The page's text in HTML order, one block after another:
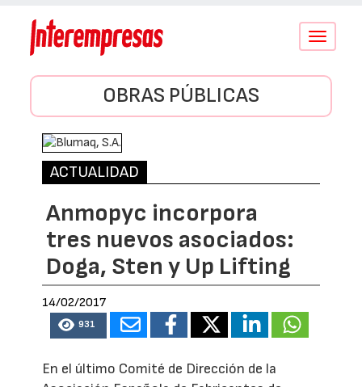
Conmutar
OBRAS PÚBLICAS
ACTUALIDAD
Anmopyc incorpora
tres nuevos asociados:
Doga, Sten y Up Lifting
14/02/2017
931
En el último Comité de Dirección de la